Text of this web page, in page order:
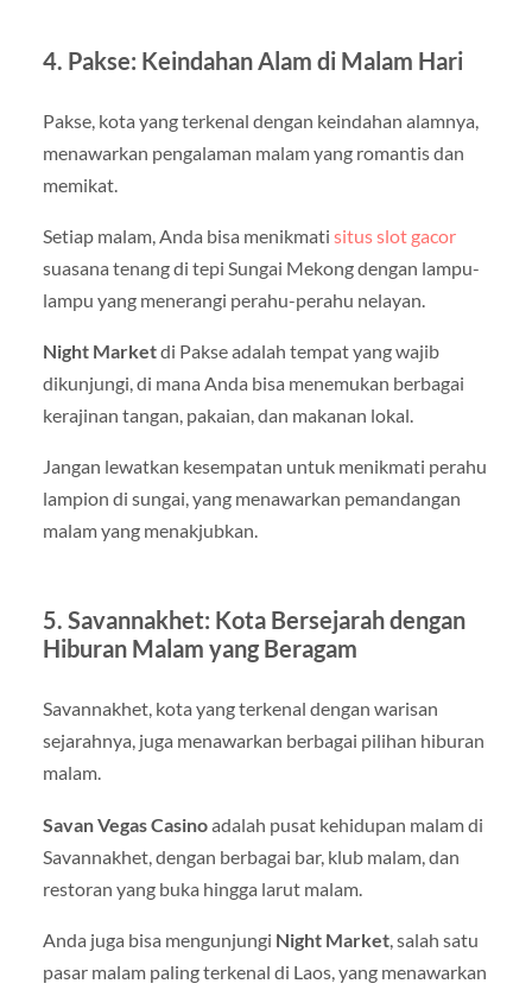
4. Pakse: Keindahan Alam di Malam Hari
Pakse, kota yang terkenal dengan keindahan alamnya,
menawarkan pengalaman malam yang romantis dan
memikat.
Setiap malam, Anda bisa menikmati situs slot gacor
suasana tenang di tepi Sungai Mekong dengan lampu-
lampu yang menerangi perahu-perahu nelayan.
Night Marketdi Pakse adalah tempat yang wajib
dikunjungi, di mana Anda bisa menemukan berbagai
kerajinan tangan, pakaian, dan makanan lokal.
Jangan lewatkan kesempatan untuk menikmati perahu
lampion di sungai, yang menawarkan pemandangan
malam yang menakjubkan.
5. Savannakhet: Kota Bersejarah dengan
Hiburan Malam yang Beragam
Savannakhet, kota yang terkenal dengan warisan
sejarahnya, juga menawarkan berbagai pilihan hiburan
malam.
Savan Vegas Casinoadalah pusat kehidupan malam di
Savannakhet, dengan berbagai bar, klub malam, dan
restoran yang buka hingga larut malam.
Anda juga bisa mengunjungi Night Market, salah satu
pasar malam paling terkenal di Laos, yang menawarkan